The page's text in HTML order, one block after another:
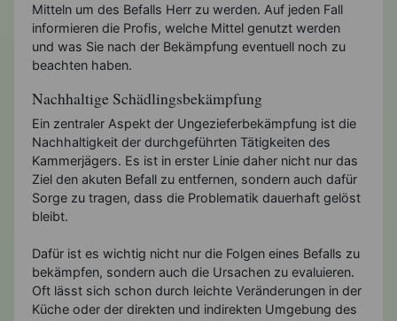
Mitteln um des Befalls Herr zu werden. Auf jeden Fall
informieren die Profis, welche Mittel genutzt werden
und was Sie nach der Bekämpfung eventuell noch zu
beachten haben.
Nachhaltige Schädlingsbekämpfung
Ein zentraler Aspekt der Ungezieferbekämpfung ist die
Nachhaltigkeit der durchgeführten Tätigkeiten des
Kammerjägers. Es ist in erster Linie daher nicht nur das
Ziel den akuten Befall zu entfernen, sondern auch dafür
Sorge zu tragen, dass die Problematik dauerhaft gelöst
bleibt.
Dafür ist es wichtig nicht nur die Folgen eines Befalls zu
bekämpfen, sondern auch die Ursachen zu evaluieren.
Oft lässt sich schon durch leichte Veränderungen in der
Küche oder der direkten und indirekten Umgebung des